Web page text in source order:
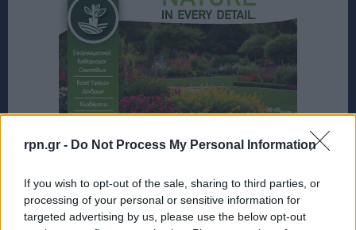
rpn.gr - Do Not Process My Personal Information
If you wish to opt-out of the sale, sharing to third parties, or
processing of your personal or sensitive information for
targeted advertising by us, please use the below opt-out